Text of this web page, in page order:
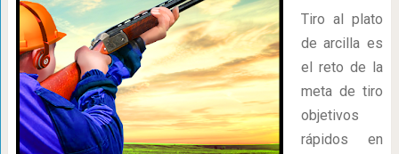
Tiro al plato
de arcilla es
el reto de la
meta de tiro
objetivos
rápidos en